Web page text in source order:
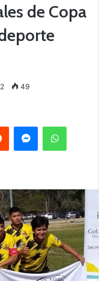
de Copa
49
Reddit Messenger